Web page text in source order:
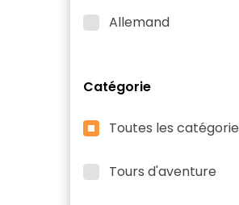
Allemand
Catégorie
Toutes les catégorie
Tours d'aventure